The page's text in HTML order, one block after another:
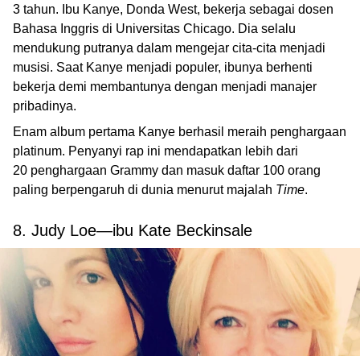
3 tahun. Ibu Kanye, Donda West, bekerja sebagai dosen
Bahasa Inggris di Universitas Chicago. Dia selalu
mendukung putranya dalam mengejar cita-cita menjadi
musisi. Saat Kanye menjadi populer, ibunya berhenti
bekerja demi membantunya dengan menjadi manajer
pribadinya.
Enam album pertama Kanye berhasil meraih penghargaan
platinum. Penyanyi rap ini mendapatkan lebih dari
20 penghargaan Grammy dan masuk daftar 100 orang
paling berpengaruh di dunia menurut majalah Time.
8. Judy Loe—ibu Kate Beckinsale